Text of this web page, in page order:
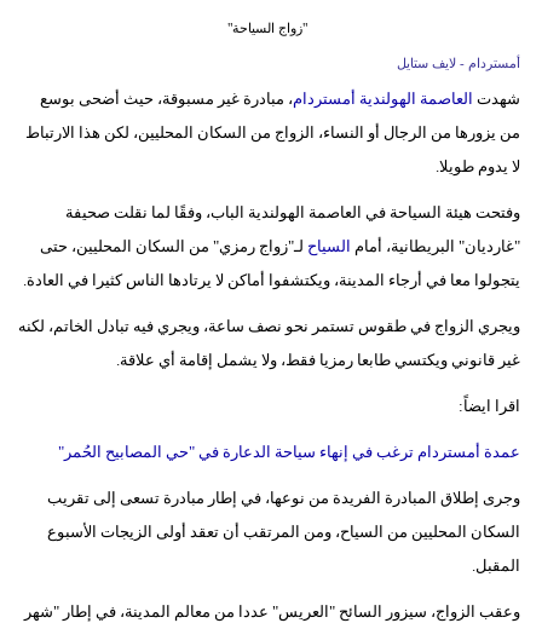
"زواج السياحة"
أمستردام - لايف ستايل
شهدت العاصمة الهولندية أمستردام، مبادرة غير مسبوقة، حيث أضحى بوسع
من يزورها من الرجال أو النساء، الزواج من السكان المحليين، لكن هذا الارتباط
لا يدوم طويلا.
وفتحت هيئة السياحة في العاصمة الهولندية الباب، وفقًا لما نقلت صحيفة
"غارديان" البريطانية، أمام السياح لـ"زواج رمزي" من السكان المحليين، حتى
يتجولوا معا في أرجاء المدينة، ويكتشفوا أماكن لا يرتادها الناس كثيرا في العادة.
ويجري الزواج في طقوس تستمر نحو نصف ساعة، ويجري فيه تبادل الخاتم، لكنه
غير قانوني ويكتسي طابعا رمزيا فقط، ولا يشمل إقامة أي علاقة.
اقرا ايضاً:
عمدة أمستردام ترغب في إنهاء سياحة الدعارة في "حي المصابيح الحُمر"
وجرى إطلاق المبادرة الفريدة من نوعها، في إطار مبادرة تسعى إلى تقريب
السكان المحليين من السياح، ومن المرتقب أن تعقد أولى الزيجات الأسبوع
المقبل.
وعقب الزواج، سيزور السائح "العريس" عددا من معالم المدينة، في إطار "شهر